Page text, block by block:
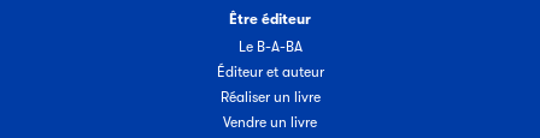
Être éditeur
Le B-A-BA
Éditeur et auteur
Réaliser un livre
Vendre un livre